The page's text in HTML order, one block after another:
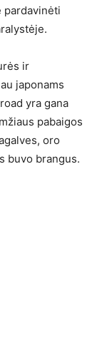
pardavinėti
ir
japonams
yra gana
pabaigos
oro
buvo brangus.